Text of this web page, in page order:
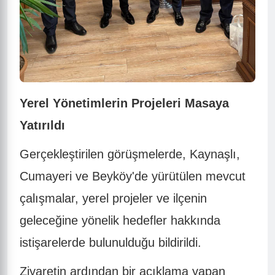
Yerel Yönetimlerin Projeleri Masaya
Yatırıldı
Gerçekleştirilen görüşmelerde, Kaynaşlı,
Cumayeri ve Beyköy'de yürütülen mevcut
çalışmalar, yerel projeler ve ilçenin
geleceğine yönelik hedefler hakkında
istişarelerde bulunulduğu bildirildi.
Ziyaretin ardından bir açıklama yapan